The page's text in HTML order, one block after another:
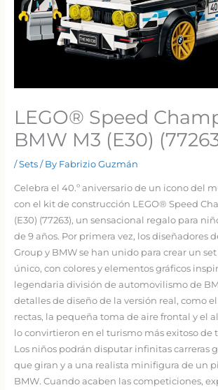
LEGO® Speed
BMW M3 (E30)
/Sets/ By Fabrizio Guzmán
Celebra el 40.º aniversario de un icono del
con el kit de construcción LEGO® Speed
(E30) (77263), un sensacional regalo para
de 9 años. Por primera vez, los diseñadores
Group y BMW se han unido para crear un
único, con colores y elementos gráficos
legendaria división de automovilismo de
detalles de diseño de la versión real, como
rectas, la pequeña toma de aire frontal y el
lo convirtieron en el turismo más exitoso de
Los niños podrán disputar infinitas carreras
que giran y a una realista minifigura de un
BMW. Cuando acaben las competiciones,